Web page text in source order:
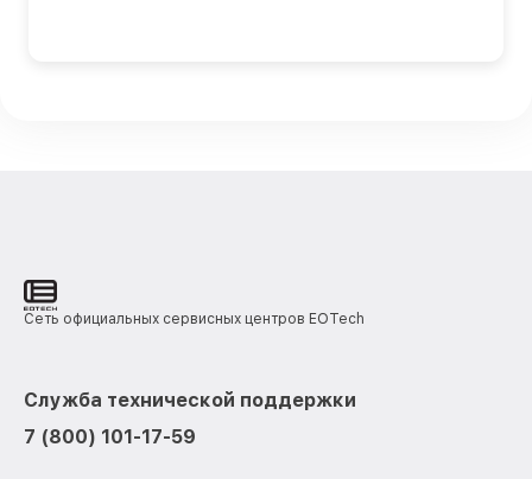
Сеть официальных сервисных центров EOTech
Служба технической поддержки
7 (800) 101-17-59